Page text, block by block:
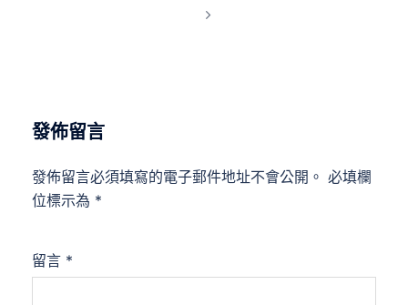
發佈留言
發佈留言必須填寫的電子郵件地址不會公開。 必填欄
位標示為 *
留言 *